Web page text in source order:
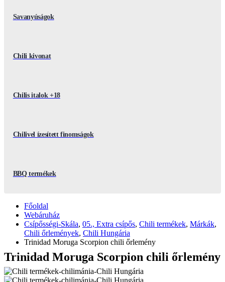
Savanyúságok
Chili kivonat
Chilis italok +18
Chilivel ízesített finomságok
BBQ termékek
Főoldal
Webáruház
Csípősségi-Skála, 05., Extra csípős, Chili termékek, Márkák,
Chili őrlemények, Chili Hungária
Trinidad Moruga Scorpion chili őrlemény
Trinidad Moruga Scorpion chili őrlemény